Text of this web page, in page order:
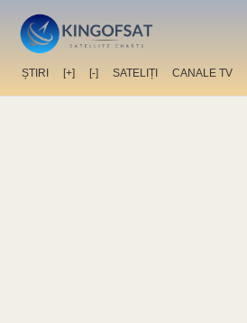
ȘTIRI [+] [-] SATELIȚI CANALE TV